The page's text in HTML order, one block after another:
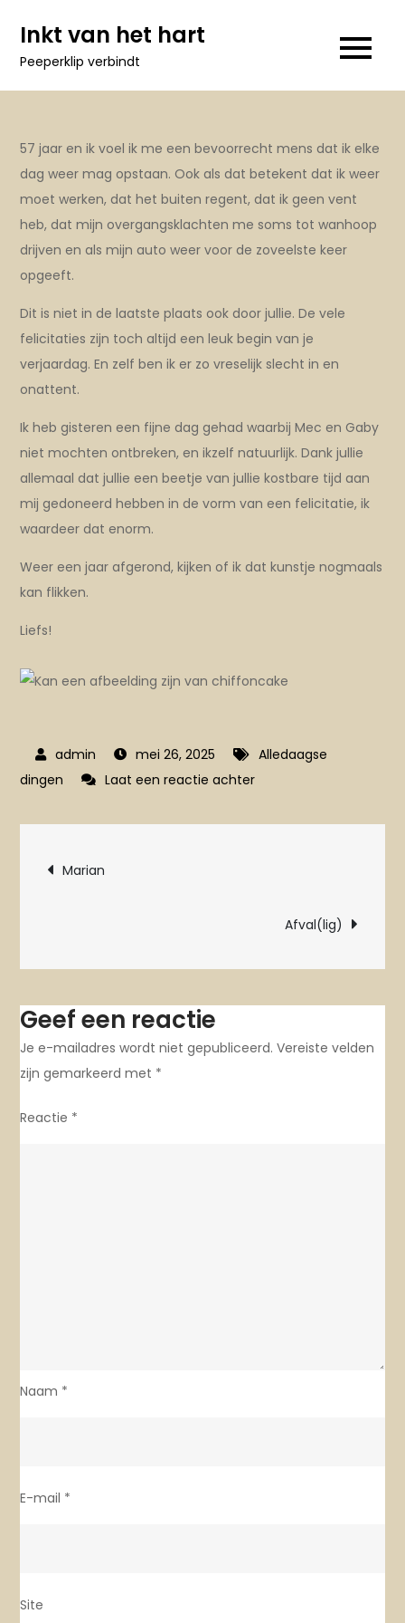
inhoud
Inkt van het hart
Peeperklip verbindt
57 jaar en ik voel ik me een bevoorrecht mens dat ik elke
dag weer mag opstaan. Ook als dat betekent dat ik weer
moet werken, dat het buiten regent, dat ik geen vent
heb, dat mijn overgangsklachten me soms tot wanhoop
drijven en als mijn auto weer voor de zoveelste keer
opgeeft.
Dit is niet in de laatste plaats ook door jullie. De vele
felicitaties zijn toch altijd een leuk begin van je
verjaardag. En zelf ben ik er zo vreselijk slecht in en
onattent.
Ik heb gisteren een fijne dag gehad waarbij Mec en Gaby
niet mochten ontbreken, en ikzelf natuurlijk. Dank jullie
allemaal dat jullie een beetje van jullie kostbare tijd aan
mij gedoneerd hebben in de vorm van een felicitatie, ik
waardeer dat enorm.
Weer een jaar afgerond, kijken of ik dat kunstje nogmaals
kan flikken.
Liefs!
mei 26, 2025
Alledaagse
dingen
Laat een reactie achterop
57
Bericht
Marian
Afval(lig)
Geef een reactie
Je e-mailadres wordt niet gepubliceerd. Vereiste velden
zijn gemarkeerd met *
Reactie *
Naam *
E-mail *
Site